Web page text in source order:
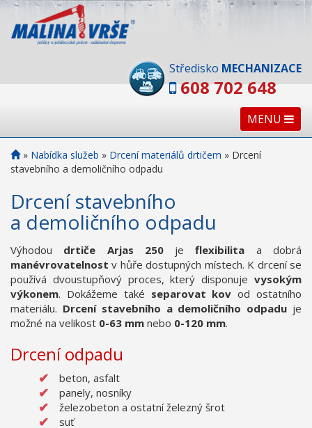
Středisko MECHANIZACE
608 702 648
MENU
» Nabídka služeb » Drcení materiálů drtičem » Drcení
stavebního a demoličního odpadu
Drcení stavebního
a demoličního odpadu
Výhodou drtiče Arjas 250jeflexibilita a dobrá
manévrovatelnost v hůře dostupných místech. K drcení se
používá dvoustupňový proces, který disponuje vysokým
výkonem. Dokážeme také separovat kov od ostatního
materiálu. Drcení stavebního a demoličního odpadu je
možné na velikost 0-63 mm nebo 0-120 mm.
Drcení odpadu
beton, asfalt
panely, nosníky
železobeton a ostatní železný šrot
suť